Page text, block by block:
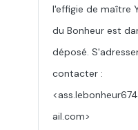
l'effigie de maître
du Bonheur est
déposé.
contacter :
ail.com>